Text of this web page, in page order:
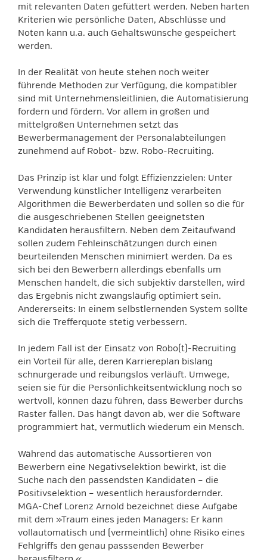
mit relevanten Daten gefüttert werden. Neben harten
Kriterien wie persönliche Daten, Abschlüsse und
Noten kann u.a. auch Gehaltswünsche gespeichert
werden.
In der Realität von heute stehen noch weiter
führende Methoden zur Verfügung, die kompatibler
sind mit Unternehmensleitlinien, die Automatisierung
fordern und fördern. Vor allem in großen und
mittelgroßen Unternehmen setzt das
Bewerbermanagement der Personalabteilungen
zunehmend auf Robot- bzw. Robo-Recruiting.
Das Prinzip ist klar und folgt Effizienzzielen: Unter
Verwendung künstlicher Intelligenz verarbeiten
Algorithmen die Bewerberdaten und sollen so die für
die ausgeschriebenen Stellen geeignetsten
Kandidaten herausfiltern. Neben dem Zeitaufwand
sollen zudem Fehleinschätzungen durch einen
beurteilenden Menschen minimiert werden. Da es
sich bei den Bewerbern allerdings ebenfalls um
Menschen handelt, die sich subjektiv darstellen, wird
das Ergebnis nicht zwangsläufig optimiert sein.
Andererseits: In einem selbstlernenden System sollte
sich die Trefferquote stetig verbessern.
In jedem Fall ist der Einsatz von Robo(t)-Recruiting
ein Vorteil für alle, deren Karriereplan bislang
schnurgerade und reibungslos verläuft. Umwege,
seien sie für die Persönlichkeitsentwicklung noch so
wertvoll, können dazu führen, dass Bewerber durchs
Raster fallen. Das hängt davon ab, wer die Software
programmiert hat, vermutlich wiederum ein Mensch.
Während das automatische Aussortieren von
Bewerbern eine Negativselektion bewirkt, ist die
Suche nach den passendsten Kandidaten – die
Positivselektion – wesentlich herausfordernder.
MGA-Chef Lorenz Arnold bezeichnet diese Aufgabe
mit dem »Traum eines jeden Managers: Er kann
vollautomatisch und (vermeintlich) ohne Risiko eines
Fehlgriffs den genau passsenden Bewerber